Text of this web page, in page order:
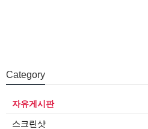
Category
자유게시판
스크린샷